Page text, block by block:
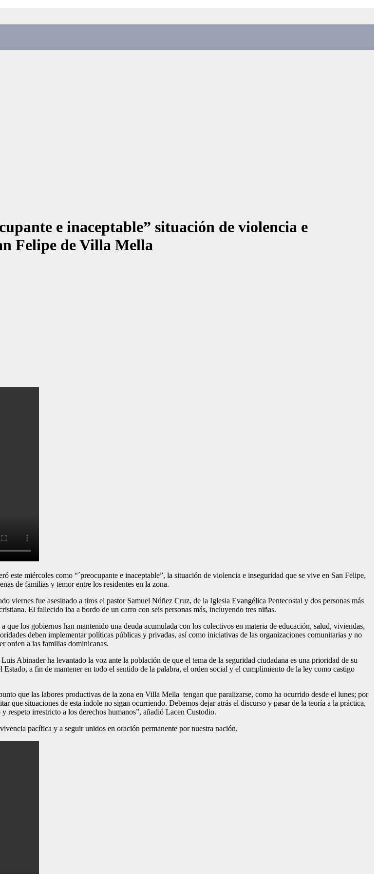
e inaceptable” situación de violencia e
Felipe de Villa Mella
miércoles como “´preocupante e inaceptable”, la situación de violencia e inseguridad que se vive en San Felipe,
de familias y temor entre los residentes en la zona.
viernes fue asesinado a tiros el pastor Samuel Núñez Cruz, de la Iglesia Evangélica Pentecostal y dos personas más
El fallecido iba a bordo de un carro con seis personas más, incluyendo tres niñas.
que los gobiernos han mantenido una deuda acumulada con los colectivos en materia de educación, salud, viviendas,
deben implementar políticas públicas y privadas, así como iniciativas de las organizaciones comunitarias y no
orden a las familias dominicanas.
Abinader ha levantado la voz ante la población de que el tema de la seguridad ciudadana es una prioridad de su
a fin de mantener en todo el sentido de la palabra, el orden social y el cumplimiento de la ley como castigo
que las labores productivas de la zona en Villa Mella tengan que paralizarse, como ha ocurrido desde el lunes; por
que situaciones de esta índole no sigan ocurriendo. Debemos dejar atrás el discurso y pasar de la teoría a la práctica,
irrestricto a los derechos humanos”, añadió Lacen Custodio.
pacífica y a seguir unidos en oración permanente por nuestra nación.